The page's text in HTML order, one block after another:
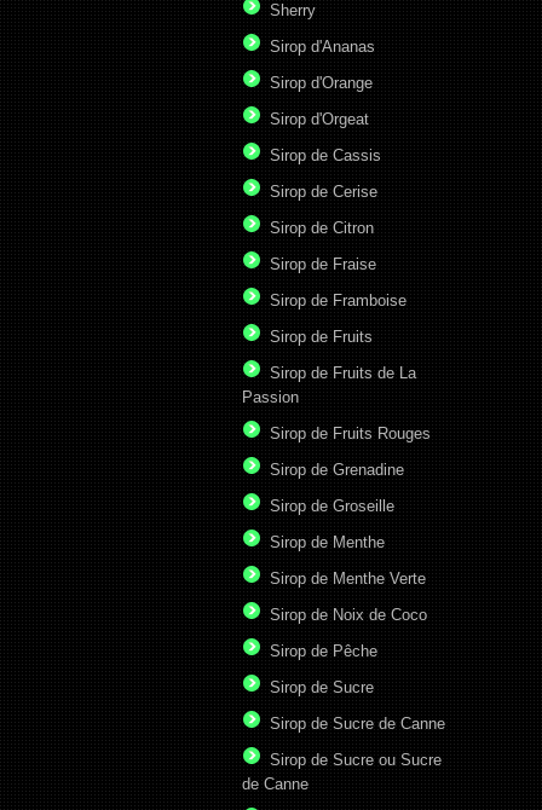
Sherry
Sirop d'Ananas
Sirop d'Orange
Sirop d'Orgeat
Sirop de Cassis
Sirop de Cerise
Sirop de Citron
Sirop de Fraise
Sirop de Framboise
Sirop de Fruits
Sirop de Fruits de La
Passion
Sirop de Fruits Rouges
Sirop de Grenadine
Sirop de Groseille
Sirop de Menthe
Sirop de Menthe Verte
Sirop de Noix de Coco
Sirop de Pêche
Sirop de Sucre
Sirop de Sucre de Canne
Sirop de Sucre ou Sucre
de Canne